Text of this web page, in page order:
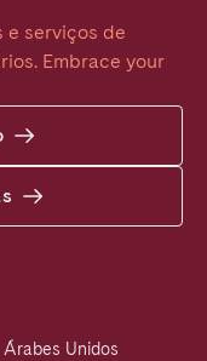
e serviços de
Embrace your
Árabes Unidos